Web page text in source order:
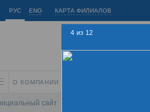
РУС ENG КАРТА ФИЛИАЛОВ
О КОМПАНИИ
сайт
4 из 12